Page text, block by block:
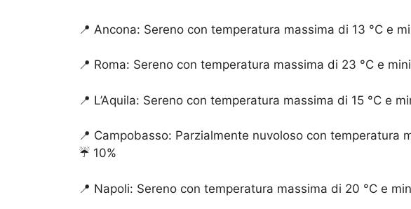
📍 Ancona: Sereno con temperatura massima di 13 °C e
📍 Roma: Sereno con temperatura massima di 23 °C e
📍 L’Aquila: Sereno con temperatura massima di 15 °C e
📍 Campobasso: Parzialmente nuvoloso con temperatura
☔️ 10%
📍 Napoli: Sereno con temperatura massima di 20 °C e